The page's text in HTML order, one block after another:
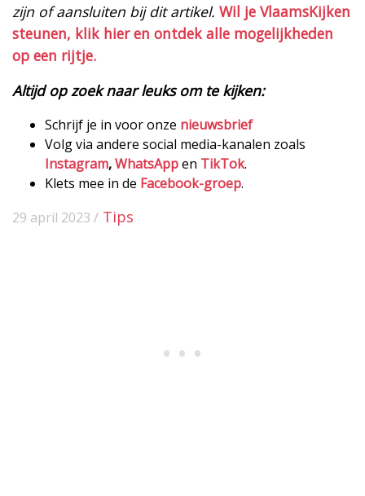
zijn of aansluiten bij dit artikel. Wil je VlaamsKijken
steunen, klik hier en ontdek alle mogelijkheden
op een rijtje.
Altijd op zoek naar leuks om te kijken:
Schrijf je in voor onze nieuwsbrief
Volg via andere social media-kanalen zoals
Instagram,WhatsAppen TikTok.
Klets mee in de Facebook-groep.
29 april 2023 / Tips